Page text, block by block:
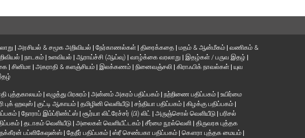
| அரசியல் & சமூக அறிவியல் | நேர்காணல்கள் | திரைக்கதை | மதம் & ஆன்மீகம் | வணிகம் &
| நாடகம் | உளவியல் | ஆராய்ச்சி (ஆய்வு) | வாழ்க்கை வரலாறு | இதழ்கள் / பருவ இதழ் |
| சினிமா | அகராதி & களஞ்சியம் | இலக்கணம் | நினைவஞ்சலி | கிராஃபிக் நாவல்கள் | யுவ
புத்தகாலயம்| எழுத்து பிரசுரம் | அன்னம் அகரம் பதிப்பகம் | நற்றிணை பதிப்பகம் | உயிர்மை
புக் ஹவுஸ் | குட்டி ஆகாயம் | தமிழினி வெளியீடு | சந்தியா பதிப்பகம் | கிழக்கு பதிப்பகம் |
| நோராப் இம்ப்ரிண்ட்ஸ் | சூர்யா லிட்ரேச்சர் (பி) லிட் | அருஞ்சொல் வெளியீடு | பரிசல்
| தடாகம் வெளியீடு | அலைகள் வெளியீட்டகம் | சீர்மை நூல்வெளி | திருவரசு புத்தக
நக்கீரன் பப்ளிகேஷன்ஸ் | தேநீர் பதிப்பகம் | ஸ்ரீ செண்பகா பதிப்பகம் | கௌரா புத்தக மையம் |